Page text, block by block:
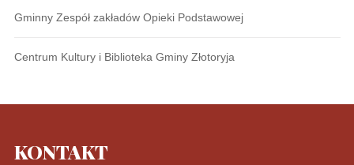
Gminny Zespół zakładów Opieki Podstawowej
Centrum Kultury i Biblioteka Gminy Złotoryja
KONTAKT